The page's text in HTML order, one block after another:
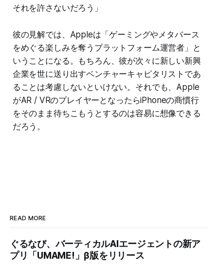
それを許さないだろう」
彼の見解では、Appleは「ゲーミングやメタバース
をめぐる楽しみを奪うプラットフォーム運営者」と
いうことになる。もちろん、彼が次々に新しい新興
企業を世に送り出すベンチャーキャピタリストであ
ることは考慮しないといけない。それでも、Apple
がAR / VRのプレイヤーとなったらiPhoneの商慣行
をそのまま待ちこもうとするのは容易に想像できる
だろう。
READ MORE
ぐるなび、バーティカルAIエージェントの新ア
プリ「UMAME!」β版をリリース